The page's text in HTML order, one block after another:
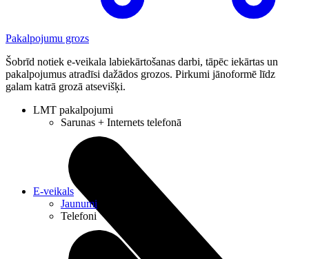
Pakalpojumu grozs
Šobrīd notiek e-veikala labiekārtošanas darbi, tāpēc iekārtas un
pakalpojumus atradīsi dažādos grozos. Pirkumi jānoformē līdz
galam katrā grozā atsevišķi.
LMT pakalpojumi
Sarunas + Internets telefonā
E-veikals
Jaunumi
Telefoni